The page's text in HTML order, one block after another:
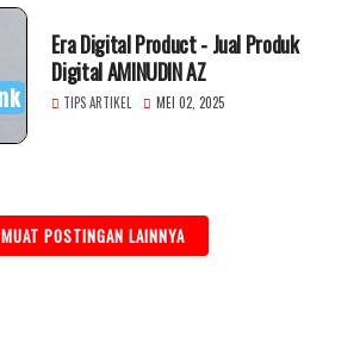
Era Digital Product - Jual Produk
Digital AMINUDIN AZ
TIPS ARTIKEL MEI 02, 2025
MUAT POSTINGAN LAINNYA